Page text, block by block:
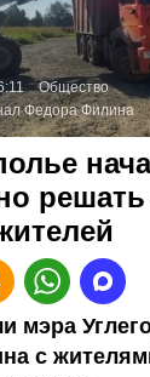
Общество
Федора Филина
мэра
с